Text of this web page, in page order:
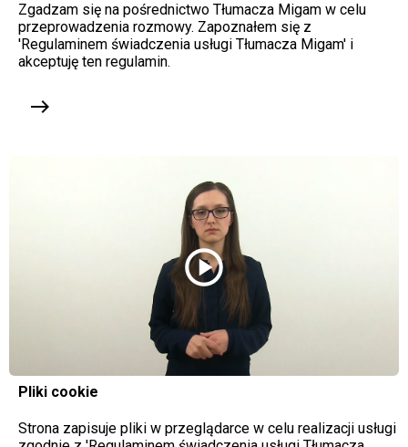
Zgadzam się na pośrednictwo Tłumacza Migam w celu
przeprowadzenia rozmowy. Zapoznałem się z
'Regulaminem świadczenia usługi Tłumacza Migam' i
akceptuję ten regulamin.
east
play_circle
Pliki cookie
Strona zapisuje pliki w przeglądarce w celu realizacji usługi